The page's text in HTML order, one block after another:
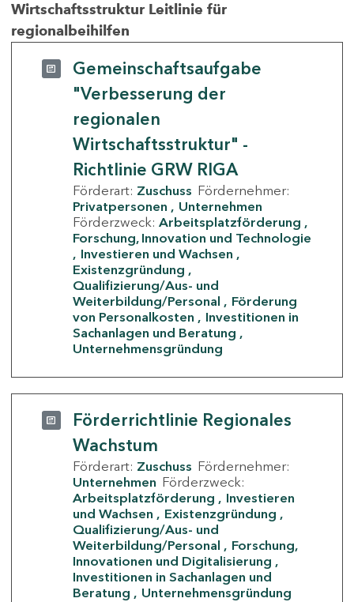
Wirtschaftsstruktur Leitlinie für
regionalbeihilfen
Gemeinschaftsaufgabe
"Verbesserung der
regionalen
Wirtschaftsstruktur" -
Richtlinie GRW RIGA
Förderart: Zuschuss Fördernehmer:
Privatpersonen
Unternehmen
Förderzweck: Arbeitsplatzförderung
Forschung, Innovation und Technologie
Investieren und Wachsen
Existenzgründung
Qualifizierung/Aus- und
Weiterbildung/Personal
Förderung
von Personalkosten
Investitionen in
Sachanlagen und Beratung
Unternehmensgründung
Förderrichtlinie Regionales
Wachstum
Förderart: Zuschuss Fördernehmer:
Unternehmen Förderzweck:
Arbeitsplatzförderung
Investieren
und Wachsen
Existenzgründung
Qualifizierung/Aus- und
Weiterbildung/Personal
Forschung,
Innovationen und Digitalisierung
Investitionen in Sachanlagen und
Beratung
Unternehmensgründung